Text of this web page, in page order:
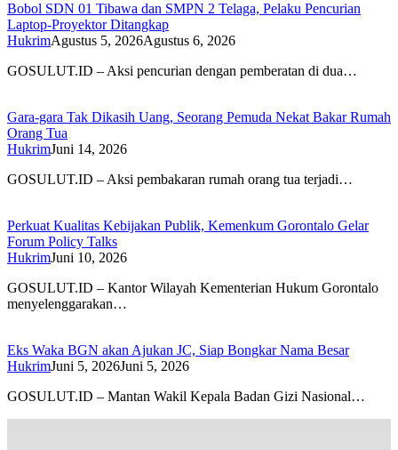
Bobol SDN 01 Tibawa dan SMPN 2 Telaga, Pelaku Pencurian
Laptop-Proyektor Ditangkap
HukrimAgustus 5, 2026Agustus 6, 2026
GOSULUT.ID – Aksi pencurian dengan pemberatan di dua…
Gara-gara Tak Dikasih Uang, Seorang Pemuda Nekat Bakar Rumah
Orang Tua
HukrimJuni 14, 2026
GOSULUT.ID – Aksi pembakaran rumah orang tua terjadi…
Perkuat Kualitas Kebijakan Publik, Kemenkum Gorontalo Gelar
Forum Policy Talks
HukrimJuni 10, 2026
GOSULUT.ID – Kantor Wilayah Kementerian Hukum Gorontalo
menyelenggarakan…
Eks Waka BGN akan Ajukan JC, Siap Bongkar Nama Besar
HukrimJuni 5, 2026Juni 5, 2026
GOSULUT.ID – Mantan Wakil Kepala Badan Gizi Nasional…